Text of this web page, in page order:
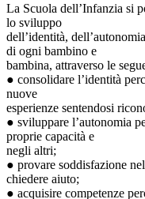
La Scuola dell’Infanzia si
lo sviluppo
dell’identità,
di ogni bambino e
bambina, attraverso le
● consolidare l’identità
nuove
esperienze sentendosi
● sviluppare l’autonomia
proprie capacità e
negli altri;
● provare soddisfazione
chiedere aiuto;
● acquisire competenze